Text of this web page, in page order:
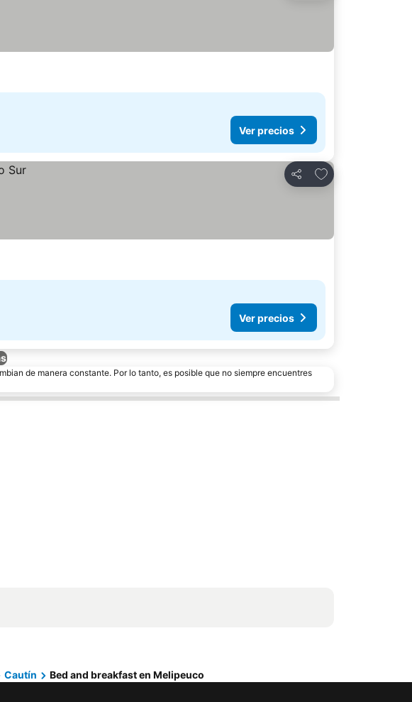
Ver precios
Compartir
Agregar a favoritos
Ver precios
de manera constante. Por lo tanto, es posible que no siempre encuentres
Cautín Bed and breakfast en Melipeuco